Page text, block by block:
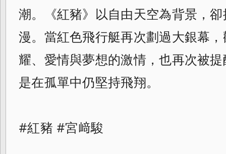
潮。《紅豬》以自由天空為背景，
漫。當紅色飛行艇再次劃過大銀幕
耀、愛情與夢想的激情，也再次被
是在孤單中仍堅持飛翔。
#紅豬 #宮﨑駿